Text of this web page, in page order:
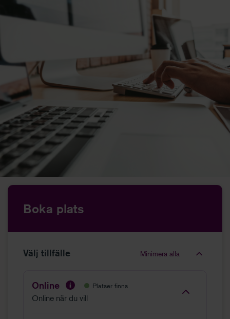
Boka plats
Välj tillfälle Minimera alla
Online Platser finns
Online när du vill